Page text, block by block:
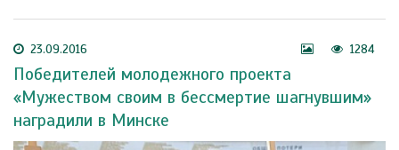
23.09.2016 1284
Победителей молодежного проекта
«Мужеством своим в бессмертие шагнувшим»
наградили в Минске